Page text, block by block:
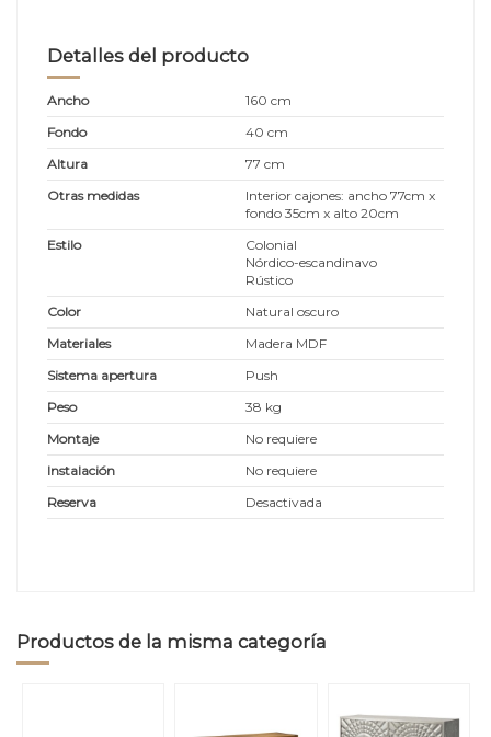
Detalles del producto
Ancho
160 cm
Fondo
40 cm
Altura
77 cm
Otras medidas
Interior cajones: ancho 77cm x
fondo 35cm x alto 20cm
Estilo
Colonial
Nórdico-escandinavo
Rústico
Color
Natural oscuro
Materiales
Madera MDF
Sistema apertura
Push
Peso
38 kg
Montaje
No requiere
Instalación
No requiere
Reserva
Desactivada
Productos de la misma categoría